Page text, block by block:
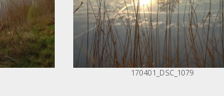
170401_DSC_1079